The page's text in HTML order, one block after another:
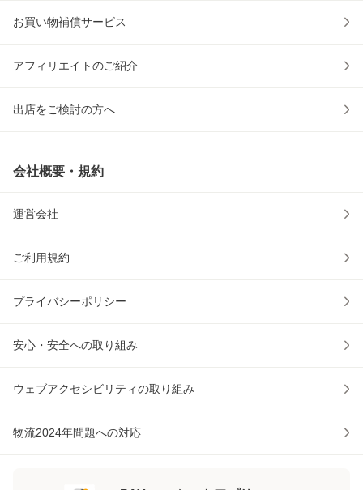
お買い物補償サービス
アフィリエイトのご紹介
出店をご検討の方へ
会社概要・規約
運営会社
ご利用規約
プライバシーポリシー
安心・安全への取り組み
ウェブアクセシビリティの取り組み
物流2024年問題への対応